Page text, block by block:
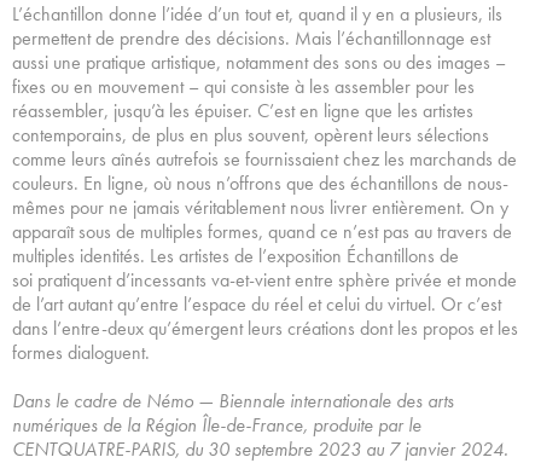
L’échantillon donne l’idée d’un tout et, quand il y en a plusieurs, ils
permettent de prendre des décisions. Mais l’échantillonnage est
aussi une pratique artistique, notamment des sons ou des images –
fixes ou en mouvement – qui consiste à les assembler pour les
réassembler, jusqu’à les épuiser. C’est en ligne que les artistes
contemporains, de plus en plus souvent, opèrent leurs sélections
comme leurs aînés autrefois se fournissaient chez les marchands de
couleurs. En ligne, où nous n’offrons que des échantillons de nous-
mêmes pour ne jamais véritablement nous livrer entièrement. On y
apparaît sous de multiples formes, quand ce n’est pas au travers de
multiples identités. Les artistes de l’exposition Échantillons de
soi pratiquent d’incessants va-et-vient entre sphère privée et monde
de l’art autant qu’entre l’espace du réel et celui du virtuel. Or c’est
dans l’entre-deux qu’émergent leurs créations dont les propos et les
formes dialoguent.
Dans le cadre de Némo — Biennale internationale des arts
numériques de la Région Île-de-France, produite par le
CENTQUATRE-PARIS, du 30 septembre 2023 au 7 janvier 2024.